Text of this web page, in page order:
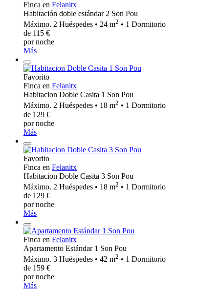
Finca en Felanitx
Habitación doble estándar 2 Son Pou
Máximo. 2 Huéspedes • 24 m2 • 1 Dormitorio
de 115 €
por noche
Más
Favorito
Finca en Felanitx
Habitacion Doble Casita 1 Son Pou
Máximo. 2 Huéspedes • 18 m2 • 1 Dormitorio
de 129 €
por noche
Más
Favorito
Finca en Felanitx
Habitacion Doble Casita 3 Son Pou
Máximo. 2 Huéspedes • 18 m2 • 1 Dormitorio
de 129 €
por noche
Más
Finca en Felanitx
Apartamento Estándar 1 Son Pou
Máximo. 3 Huéspedes • 42 m2 • 1 Dormitorio
de 159 €
por noche
Más